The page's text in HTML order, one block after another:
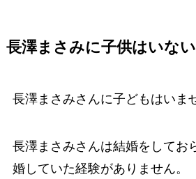
長澤まさみに子供はいない
長澤まさみさんに子どもはいま
長澤まさみさんは結婚をしてお
婚していた経験がありません。